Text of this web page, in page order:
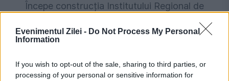
Evenimentul Zilei - Do Not Process My Personal
Information
If you wish to opt-out of the sale, sharing to third parties, or
processing of your personal or sensitive information for
Începe construcția Institutului Regional de
Oncologie Timișoara. Cum va arăta noul spital